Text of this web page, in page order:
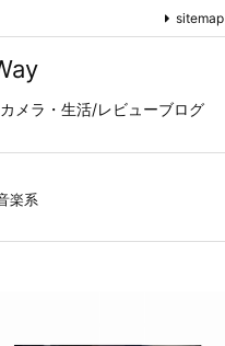
メラ・生活/レビューブログ
sitemap
楽系